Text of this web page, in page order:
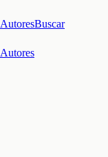
AutoresBuscar
Autores